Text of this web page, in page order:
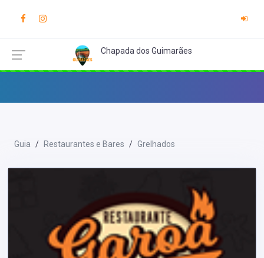
Chapada dos Guimarães
Guia Restaurantes e Bares Grelhados